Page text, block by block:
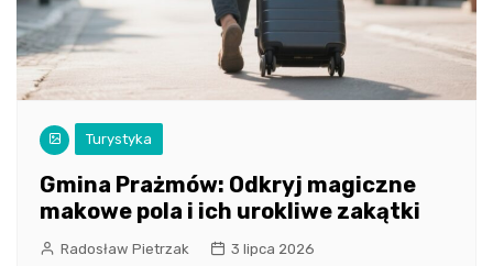
Turystyka
Gmina Prażmów: Odkryj magiczne
makowe pola i ich urokliwe zakątki
Radosław Pietrzak 3 lipca 2026